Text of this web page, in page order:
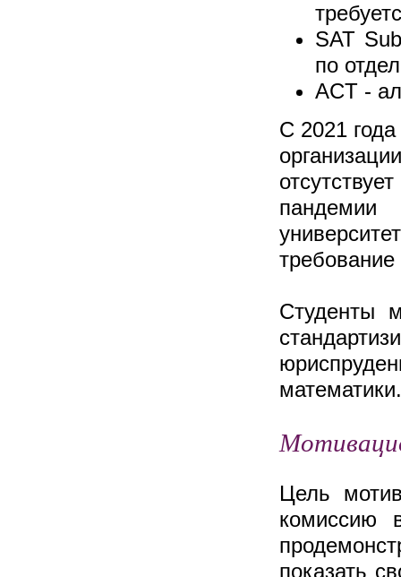
SAT
по
ACT -
С 2021
требование
Студенты
математики.
Цель
комиссию
показать